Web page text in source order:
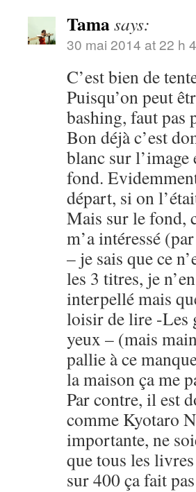
Tamasays:
30 mai 2014 at 22 h
C’est bien de
Puisqu’on peut
bashing, faut pas
Bon déjà c’est
blanc sur
fond.
départ, si on
Mais sur le fond,
m’a intéressé
– je sais que ce
les 3 titres, je
interpellé mais
loisir de lire -Les
yeux – (mais
pallie à ce
la maison ça me
Par contre, il est
comme Kyotaro
importante, ne
que tous les
sur 400 ça fait